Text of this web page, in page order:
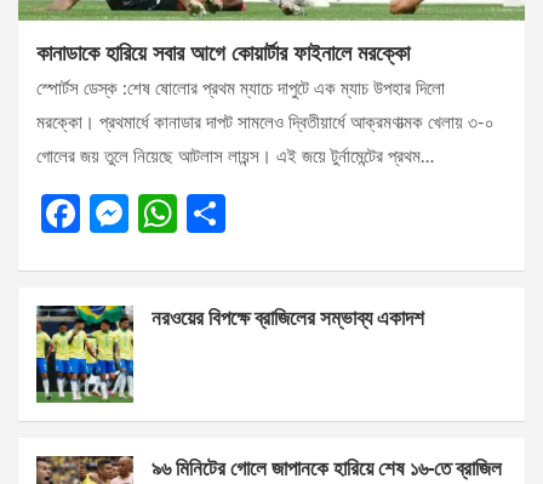
কানাডাকে হারিয়ে সবার আগে কোয়ার্টার ফাইনালে মরক্কো
স্পোর্টস ডেস্ক :শেষ ষোলোর প্রথম ম্যাচে দাপুটে এক ম্যাচ উপহার দিলো
মরক্কো। প্রথমার্ধে কানাডার দাপট সামলেও দ্বিতীয়ার্ধে আক্রমণাত্মক খেলায় ৩-০
গোলের জয় তুলে নিয়েছে আটলাস লায়ন্স। এই জয়ে টুর্নামেন্টের প্রথম…
F
b
o
o
k
M
n
g
er
W
s
p
e
নরওয়ের বিপক্ষে ব্রাজিলের সম্ভাব্য একাদশ
৯৬ মিনিটের গোলে জাপানকে হারিয়ে শেষ ১৬-তে ব্রাজিল